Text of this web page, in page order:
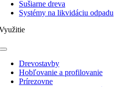
Sušiarne dreva
Systémy na likvidáciu odpadu
Toggle
NavigationDrevostavby
Hobľovanie a profilovanie
Prírezovne